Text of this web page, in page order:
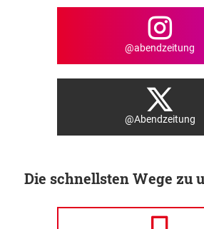
@abendzeitung
@Abendzeitung
Die schnellsten Wege zu